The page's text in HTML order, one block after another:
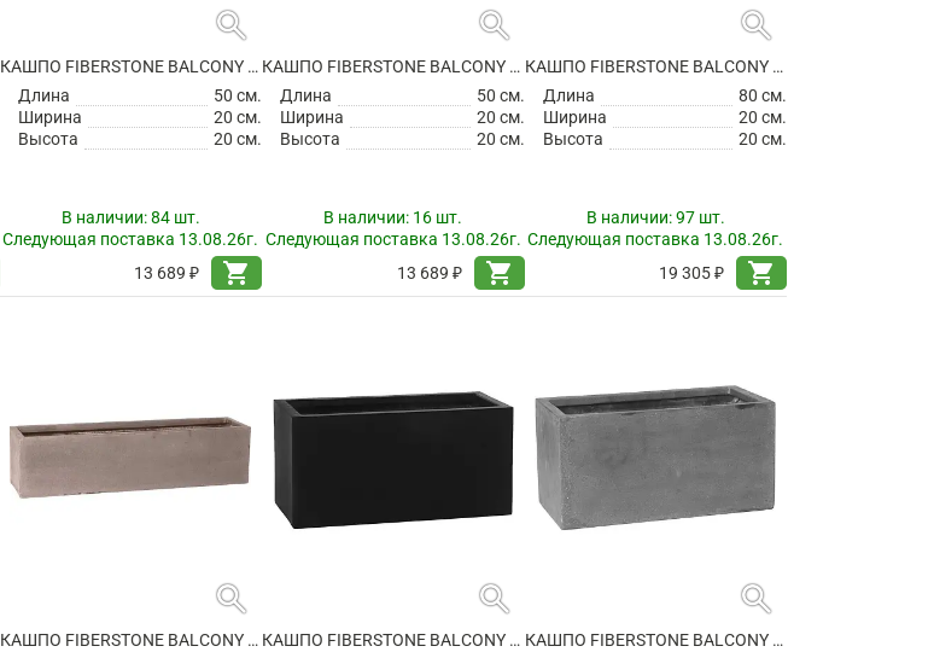
search
КАШПО FIBERSTONE BALCONY S GREY
Длина
50 см.
Ширина
20 см.
Высота
20 см.
В наличии:84 шт.
Следующая поставка 13.08.26г.
13 689 ₽
shopping_cart
search
КАШПО FIBERSTONE BALCONY S, TAUPE
Длина
50 см.
Ширина
20 см.
Высота
20 см.
В наличии: 16 шт.
Следующая поставка 13.08.26г.
13 689 ₽
shopping_cart
search
КАШПО FIBERSTONE BALCONY XL BLACK
Длина
80 см.
Ширина
20 см.
Высота
20 см.
В наличии:97 шт.
Следующая поставка 13.08.26г.
19 305 ₽
shopping_cart
search
КАШПО FIBERSTONE BALCONY XL, TAUPE
search
КАШПО FIBERSTONE BALCONY XS BLACK
search
КАШПО FIBERSTONE BALCONY XS GREY